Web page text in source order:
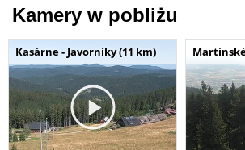
Kamery w pobliżu
Kasárne - Javorníky (11 km)